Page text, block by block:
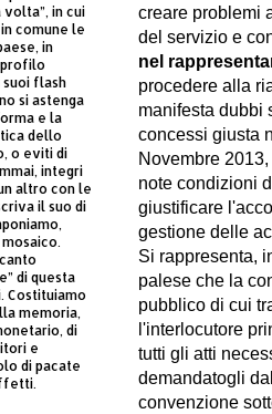
creare problemi
del servizio e
nel
procedere alla
manifesta dubbi
concessi giusta
Novembre
note condizioni
giustificare
gestione delle
Si rappresenta,
palese che la
pubblico di cui
l'interlocutore
tutti gli atti
demandatogli
convenzione
volta”, in cui
comune le
in
profilo
suoi flash
si astenga
e la
dello
o eviti di
integri
altro con le
il suo di
di questa
Costituiamo
memoria,
di
e
di pacate